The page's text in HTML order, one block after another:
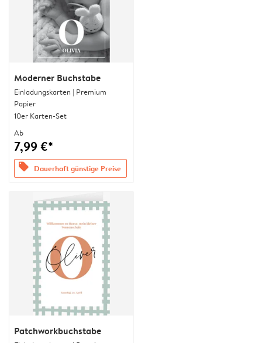
Moderner Buchstabe
Einladungskarten | Premium
Papier
10er Karten-Set
Ab
7,99 €*
offers Dauerhaft günstige Preise
Patchworkbuchstabe